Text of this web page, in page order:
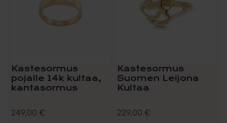
Kastesormus
pojalle 14k kultaa,
kantasormus
249,00 €
Kastesormus
Suomen Leijona
Kultaa
229,00 €